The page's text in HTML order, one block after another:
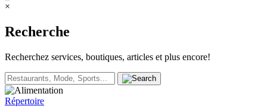
×
Recherche
Recherchez services, boutiques, articles et plus encore!
Répertoire